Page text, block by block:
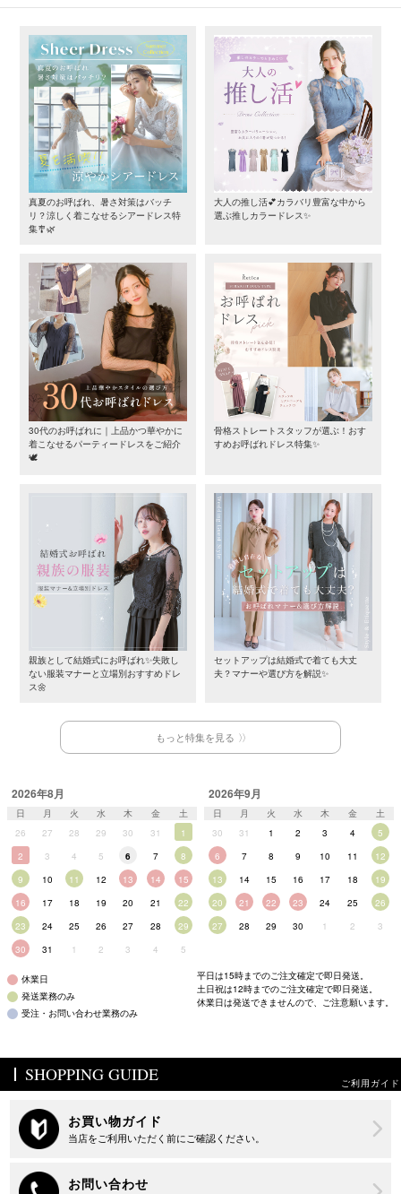
真夏のお呼ばれ、暑さ対策はバッチ
リ？涼しく着こなせるシアードレス特
集🎐🌿
大人の推し活💕カラバリ豊富な中から
選ぶ推しカラードレス✨
30代のお呼ばれに｜上品かつ華やかに
着こなせるパーティードレスをご紹介
🕊️
骨格ストレートスタッフが選ぶ！おす
すめお呼ばれドレス特集✨
親族として結婚式にお呼ばれ✨失敗し
ない服装マナーと立場別おすすめドレ
ス🌼
セットアップは結婚式で着ても大丈
夫？マナーや選び方を解説✨
もっと特集を見る
2026年8月
日 月 火 水 木 金
土
26
27 28 29 30 31
1
2
3 4 5 6 7
8
9
10 11 12 13 14
15
16
17 18 19 20 21
22
23
24 25 26 27 28
29
30
31 1 2 3 4 5
2026年9月
日 月 火 水 木 金
土
30
31 1 2 3 4
5
6
7 8 9 10 11
12
13
14 15 16 17 18
19
20
21 22 23 24 25
26
27
28 29 30 1 2 3
休業日
発送業務のみ
受注・お問い合わせ業務のみ
平日は15時までのご注文確定で即日発送。
土日祝は12時までのご注文確定で即日発送。
休業日は発送できませんので、ご注意願います。
SHOPPING GUIDE ご利用ガイド